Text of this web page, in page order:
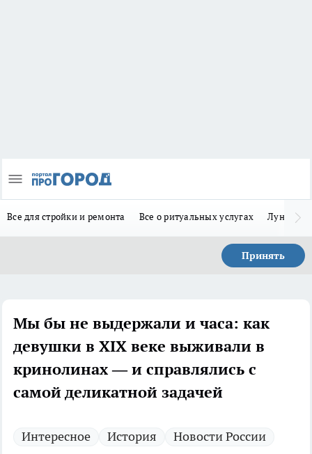
Все для стройки и ремонта Все о ритуальных услугах Лунно-
Принять
Мы бы не выдержали и часа: как
девушки в XIX веке выживали в
кринолинах — и справлялись с
самой деликатной задачей
Интересное История Новости России